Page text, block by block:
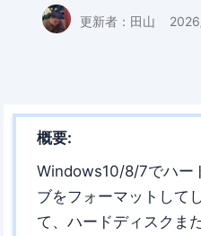
更新者： 田山
概要:
Windows10/8/7でハー
ブをフォーマットして
て、ハードディスクま